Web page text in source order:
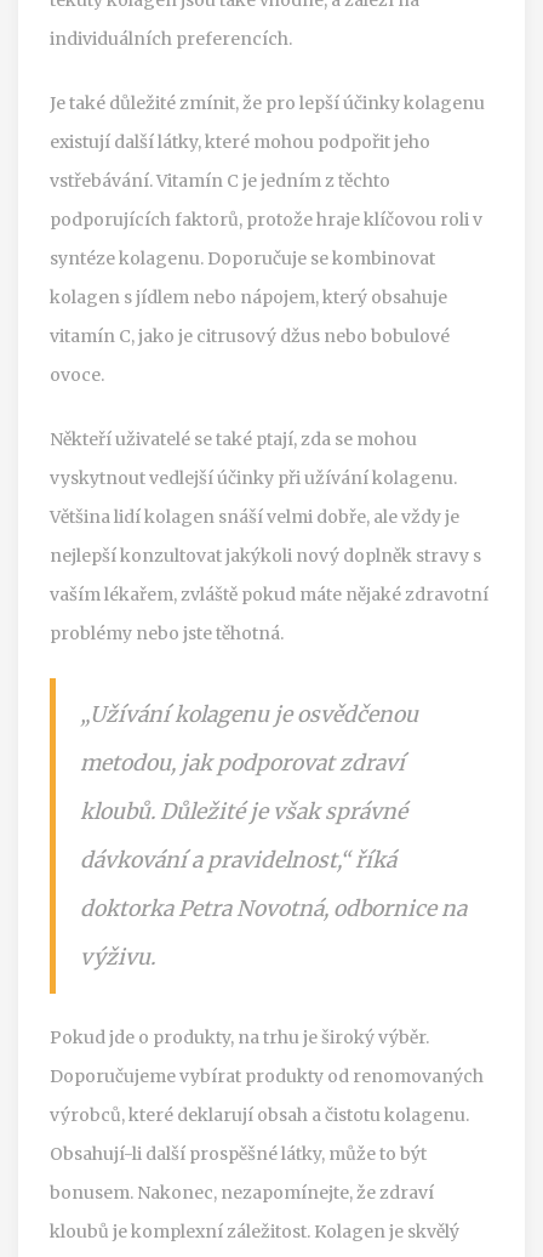
individuálních preferencích.
Je také důležité zmínit, že pro lepší účinky kolagenu
existují další látky, které mohou podpořit jeho
vstřebávání. Vitamín C je jedním z těchto
podporujících faktorů, protože hraje klíčovou roli v
syntéze kolagenu. Doporučuje se kombinovat
kolagen s jídlem nebo nápojem, který obsahuje
vitamín C, jako je citrusový džus nebo bobulové
ovoce.
Někteří uživatelé se také ptají, zda se mohou
vyskytnout vedlejší účinky při užívání kolagenu.
Většina lidí kolagen snáší velmi dobře, ale vždy je
nejlepší konzultovat jakýkoli nový doplněk stravy s
vaším lékařem, zvláště pokud máte nějaké zdravotní
problémy nebo jste těhotná.
„Užívání kolagenu je osvědčenou
metodou, jak podporovat zdraví
kloubů. Důležité je však správné
dávkování a pravidelnost,“ říká
doktorka Petra Novotná, odbornice na
výživu.
Pokud jde o produkty, na trhu je široký výběr.
Doporučujeme vybírat produkty od renomovaných
výrobců, které deklarují obsah a čistotu kolagenu.
Obsahují-li další prospěšné látky, může to být
bonusem. Nakonec, nezapomínejte, že zdraví
kloubů je komplexní záležitost. Kolagen je skvělý